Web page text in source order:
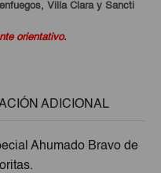
Villa Clara y Sancti
orientativo.
ADICIONAL
Ahumado Bravo de